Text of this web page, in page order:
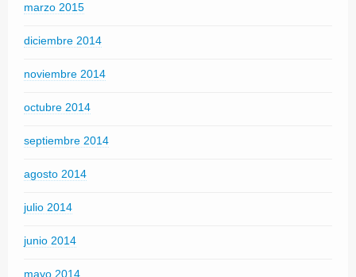
marzo 2015
diciembre 2014
noviembre 2014
octubre 2014
septiembre 2014
agosto 2014
julio 2014
junio 2014
mayo 2014